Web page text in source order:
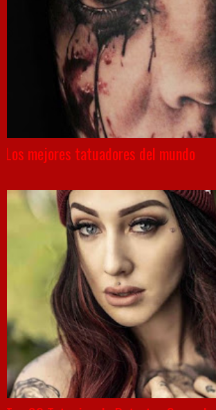
Los mejores tatuadores del mundo